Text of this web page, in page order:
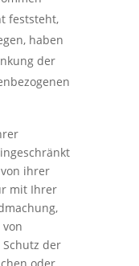
feststeht,
haben
der
ihrer
mit Ihrer
der